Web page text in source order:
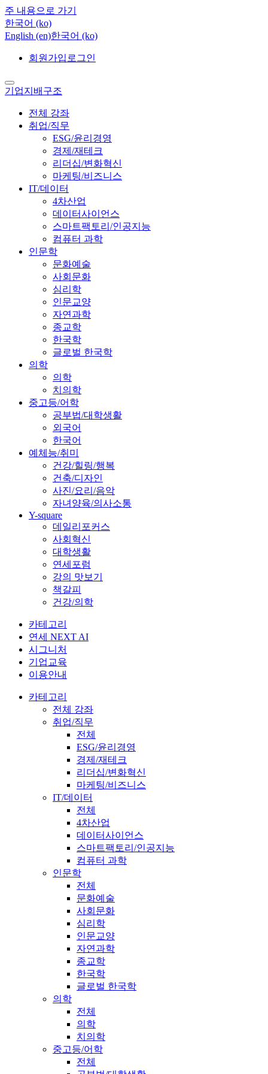
주 내용으로 가기
한국어 ‎(ko)‎
English ‎(en)‎한국어 ‎(ko)‎
회원가입 로그인
기업지배구조
전체 강좌
취업/직무
ESG/윤리경영
경제/재테크
리더십/변화혁신
마케팅/비즈니스
IT/데이터
4차산업
데이터사이언스
스마트팩토리/인공지능
컴퓨터 과학
인문학
문화예술
사회문화
심리학
인문교양
자연과학
종교학
한국학
글로벌 한국학
의학
의학
치의학
중고등/어학
공부법/대학생활
외국어
한국어
예체능/취미
건강/힐링/행복
건축/디자인
사진/요리/음악
자녀양육/의사소통
Y-square
데일리포커스
사회혁신
대학생활
연세포럼
강의 맛보기
책갈피
건강/의학
카테고리
연세 NEXT AI
시그니처
기업교육
이용안내
카테고리
전체 강좌
취업/직무
전체
ESG/윤리경영
경제/재테크
리더십/변화혁신
마케팅/비즈니스
IT/데이터
전체
4차산업
데이터사이언스
스마트팩토리/인공지능
컴퓨터 과학
인문학
전체
문화예술
사회문화
심리학
인문교양
자연과학
종교학
한국학
글로벌 한국학
의학
전체
의학
치의학
중고등/어학
전체